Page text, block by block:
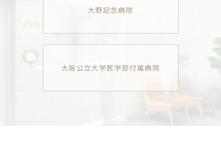
大野記念病院
大阪公立大学医学部付属病院